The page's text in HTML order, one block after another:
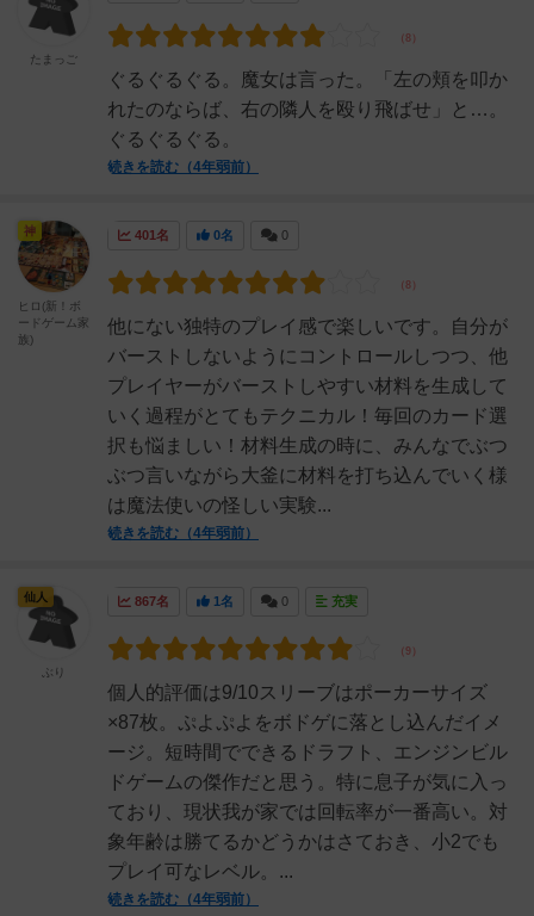
ぐるぐるぐる。魔女は言った。「左の頬を叩か
れたのならば、右の隣人を殴り飛ばせ」と…。
ぐるぐるぐる。
続きを読む（4年弱前）
たまっご
401名 0名 0
他にない独特のプレイ感で楽しいです。自分が
バーストしないようにコントロールしつつ、他
プレイヤーがバーストしやすい材料を生成して
いく過程がとてもテクニカル！毎回のカード選
択も悩ましい！材料生成の時に、みんなでぶつ
ぶつ言いながら大釜に材料を打ち込んでいく様
は魔法使いの怪しい実験...
続きを読む（4年弱前）
神
ヒロ(新！ボ
ードゲーム家
族)
867名 1名 0 充実
個人的評価は9/10スリーブはポーカーサイズ
×87枚。ぷよぷよをボドゲに落とし込んだイメ
ージ。短時間でできるドラフト、エンジンビル
ドゲームの傑作だと思う。特に息子が気に入っ
ており、現状我が家では回転率が一番高い。対
象年齢は勝てるかどうかはさておき、小2でも
プレイ可なレベル。...
続きを読む（4年弱前）
仙人
ぶり